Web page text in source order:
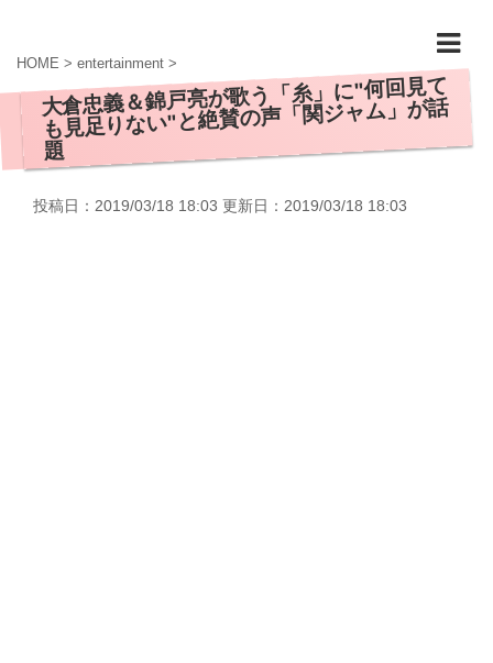
HOME > entertainment >
大倉忠義＆錦戸亮が歌う「糸」に"何回見て
も見足りない"と絶賛の声「関ジャム」が話
題
投稿日：2019/03/18 18:03 更新日： 2019/03/18 18:03